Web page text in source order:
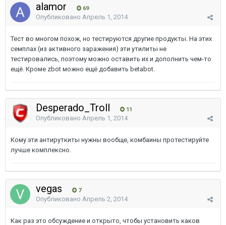
alamor 69
Опубликовано Апрель 1, 2014
Тест во многом похож, но тестируются другие продукты. На этих
семплах (из активного заражения) эти утилиты не
тестировались, поэтому можно оставить их и дополнить чем-то
ещё. Кроме zbot можно ещё добавить betabot.
Desperado_Troll 11
Опубликовано Апрель 1, 2014
Кому эти антируткиты нужны вообще, комбаины протестируйте
лучше комплексно.
vegas 7
Опубликовано Апрель 2, 2014
Как раз это обсуждение и открыто, чтобы установить каков